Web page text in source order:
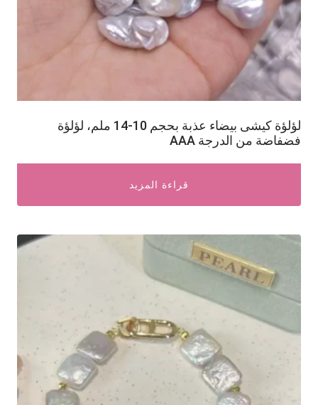
لؤلؤة كيشى بيضاء عذبة بحجم 10-14 ملم، لؤلؤة
فضفاضة من الدرجة AAA
قراءة المزيد